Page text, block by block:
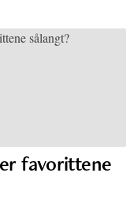
favorittene